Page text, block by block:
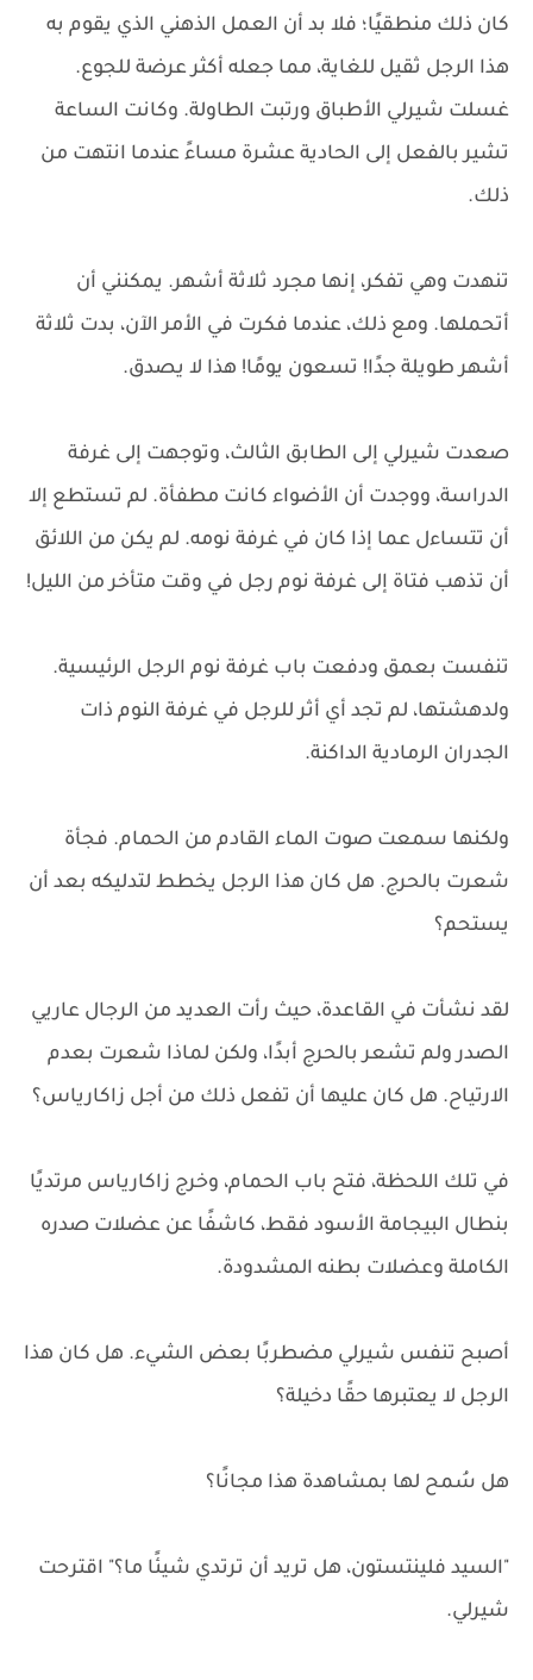
كان ذلك منطقيًا؛ فلا بد أن العمل الذهني الذي يقوم به
هذا الرجل ثقيل للغاية، مما جعله أكثر عرضة للجوع.
غسلت شيرلي الأطباق ورتبت الطاولة. وكانت الساعة
تشير بالفعل إلى الحادية عشرة مساءً عندما انتهت من
ذلك.
تنهدت وهي تفكر، إنها مجرد ثلاثة أشهر. يمكنني أن
أتحملها. ومع ذلك، عندما فكرت في الأمر الآن، بدت ثلاثة
أشهر طويلة جدًا! تسعون يومًا! هذا لا يصدق.
صعدت شيرلي إلى الطابق الثالث، وتوجهت إلى غرفة
الدراسة، ووجدت أن الأضواء كانت مطفأة. لم تستطع إلا
أن تتساءل عما إذا كان في غرفة نومه. لم يكن من اللائق
أن تذهب فتاة إلى غرفة نوم رجل في وقت متأخر من الليل!
تنفست بعمق ودفعت باب غرفة نوم الرجل الرئيسية.
ولدهشتها، لم تجد أي أثر للرجل في غرفة النوم ذات
الجدران الرمادية الداكنة.
ولكنها سمعت صوت الماء القادم من الحمام. فجأة
شعرت بالحرج. هل كان هذا الرجل يخطط لتدليكه بعد أن
يستحم؟
لقد نشأت في القاعدة، حيث رأت العديد من الرجال عاريي
الصدر ولم تشعر بالحرج أبدًا، ولكن لماذا شعرت بعدم
الارتياح. هل كان عليها أن تفعل ذلك من أجل زاكارياس؟
في تلك اللحظة، فتح باب الحمام، وخرج زاكارياس مرتديًا
بنطال البيجامة الأسود فقط، كاشفًا عن عضلات صدره
الكاملة وعضلات بطنه المشدودة.
أصبح تنفس شيرلي مضطربًا بعض الشيء. هل كان هذا
الرجل لا يعتبرها حقًا دخيلة؟
هل سُمح لها بمشاهدة هذا مجانًا؟
"السيد فلينتستون، هل تريد أن ترتدي شيئًا ما؟" اقترحت
شيرلي.